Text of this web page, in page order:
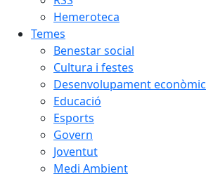
Hemeroteca
Temes
Benestar social
Cultura i festes
Desenvolupament econòmic
Educació
Esports
Govern
Joventut
Medi Ambient